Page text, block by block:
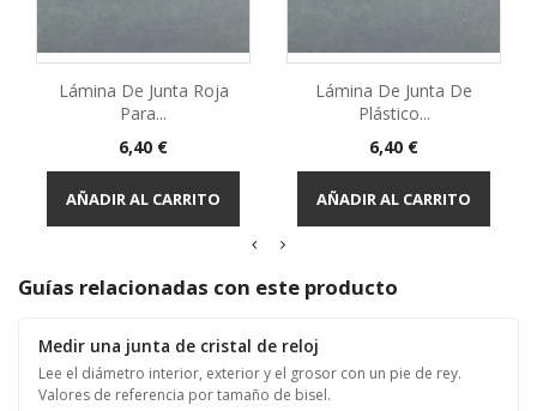
Lámina De Junta Roja
Para...
Precio
6,40 €
AÑADIR AL CARRITO
Lámina De Junta De
Plástico...
Precio
6,40 €
AÑADIR AL CARRITO
Guías relacionadas con este producto
Medir una junta de cristal de reloj
Lee el diámetro interior, exterior y el grosor con un pie de rey.
Valores de referencia por tamaño de bisel.